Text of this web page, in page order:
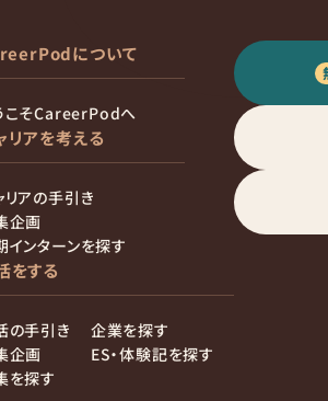
について
こそCareerPodへ
リアを考える
リアの手引き
企画
インターンを探す
をする
の手引き
企画
を探す
企業を探す
ES・体験記を探す